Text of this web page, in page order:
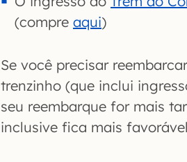
(compre aqui)
Se você precisar
trenzinho (que inclui
seu reembarque for mais
inclusive fica mais